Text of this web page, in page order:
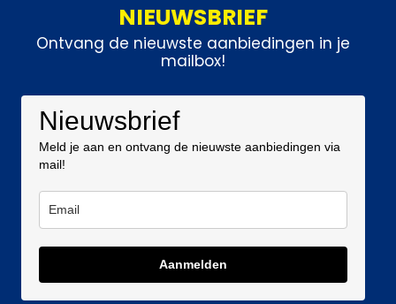
NIEUWSBRIEF
Ontvang de nieuwste aanbiedingen in je
mailbox!
Nieuwsbrief
Meld je aan en ontvang de nieuwste aanbiedingen via
mail!
Aanmelden